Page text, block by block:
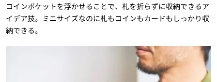
コインポケットを浮かせることで、札を折らずに収納できるア
イデア技。ミニサイズなのに札もコインもカードもしっかり収
納できる。